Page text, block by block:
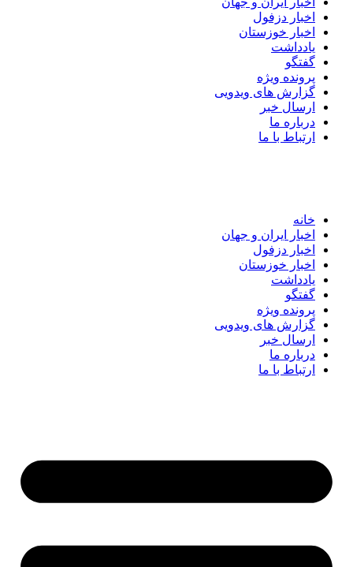
اخبار دزفول
اخبار خوزستان
یادداشت
گفتگو
پرونده ویژه
گزارش های ویدویی
ارسال خبر
درباره ما
ارتباط با ما
خانه
اخبار ایران و جهان
اخبار دزفول
اخبار خوزستان
یادداشت
گفتگو
پرونده ویژه
گزارش های ویدویی
ارسال خبر
درباره ما
ارتباط با ما